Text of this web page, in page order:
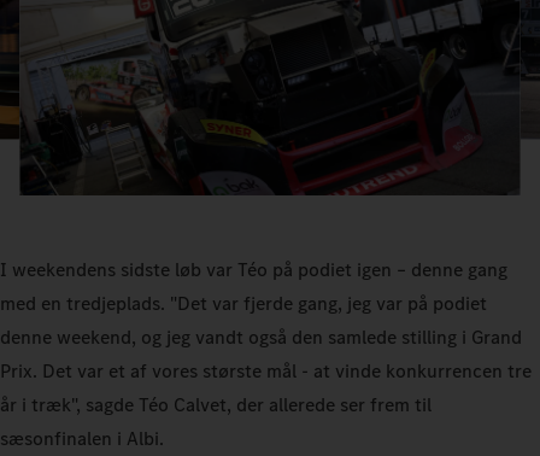
I weekendens sidste løb var Téo på podiet igen – denne gang
med en tredjeplads. "Det var fjerde gang, jeg var på podiet
denne weekend, og jeg vandt også den samlede stilling i Grand
Prix. Det var et af vores største mål - at vinde konkurrencen tre
år i træk", sagde Téo Calvet, der allerede ser frem til
sæsonfinalen i Albi.